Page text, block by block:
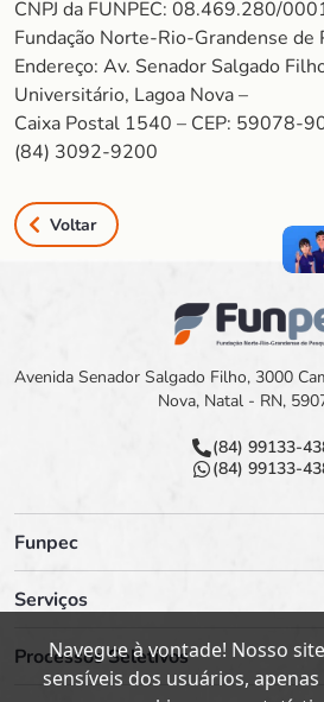
CNPJ da FUNPEC: 08.469.280/
Fundação Norte-Rio-Grandense de
Endereço: Av. Senador Salgado
Universitário, Lagoa Nova –
Caixa Postal 1540 – CEP: 59078-
(84) 3092-9200
Voltar
Avenida Senador Salgado Filho, 3000
Nova, Natal - RN,
(84) 99133-
(84) 99133-
Funpec
Serviços
Processos Seletivos
Navegue à vontade! Nosso
sensíveis dos usuários,